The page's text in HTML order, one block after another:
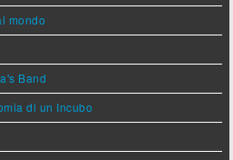
mondo
Band
di un Incubo